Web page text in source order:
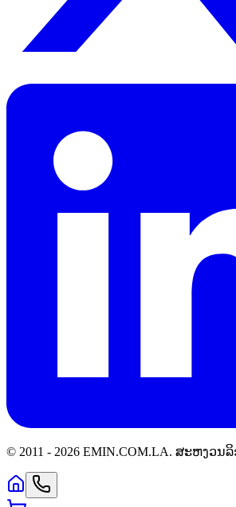
© 2011 - 2026 EMIN.COM.LA. ສະຫງວນລິ